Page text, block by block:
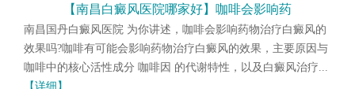
【南昌白癜风医院哪家好】咖啡会影响药
南昌国丹白癜风医院 为你讲述，咖啡会影响药物治疗白癜风的
效果吗?咖啡有可能会影响药物治疗白癜风的效果，主要原因与
咖啡中的核心活性成分 咖啡因 的代谢特性，以及白癜风治疗...
【详细】